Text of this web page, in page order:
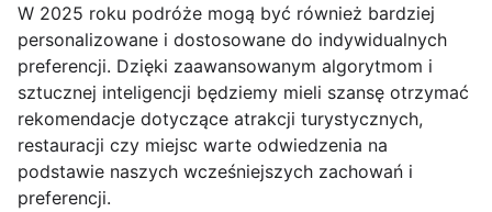
W 2025 roku podróże mogą być również bardziej
personalizowane i dostosowane do indywidualnych
preferencji. Dzięki zaawansowanym algorytmom i
sztucznej inteligencji będziemy mieli szansę otrzymać
rekomendacje dotyczące atrakcji turystycznych,
restauracji czy miejsc warte odwiedzenia na
podstawie naszych wcześniejszych zachowań i
preferencji.